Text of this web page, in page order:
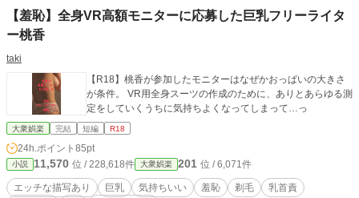
【羞恥】全身VR高額モニターに応募した巨乳フリーライタ
ー桃香
taki
【R18】桃香が参加したモニターはなぜかおっぱいの大きさ
が条件。 VR用全身スーツの作成のために、ありとあらゆる測
定をしていくうちに気持ちよくなってしまって…っ
大衆娯楽 完結 短編 R18
24h.ポイント 85pt
小説 11,570 位 / 228,618件 大衆娯楽 201 位 / 6,071件
エッチな描写あり 巨乳 気持ちいい 羞恥 剃毛
乳首責